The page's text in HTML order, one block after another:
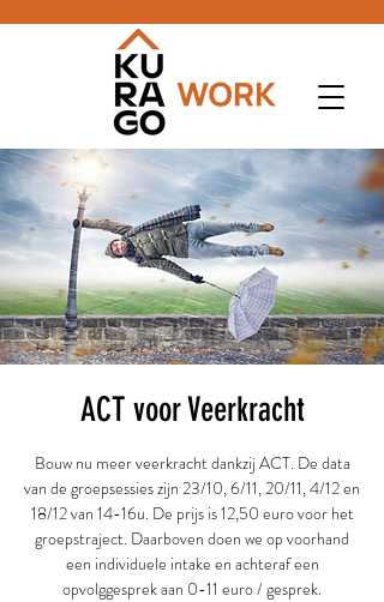
ACT voor Veerkracht
Bouw nu meer veerkracht dankzij ACT. De data
van de groepsessies zijn 23/10, 6/11, 20/11, 4/12 en
18/12 van 14-16u. De prijs is 12,50 euro voor het
groepstraject. Daarboven doen we op voorhand
een individuele intake en achteraf een
opvolggesprek aan 0-11 euro / gesprek.